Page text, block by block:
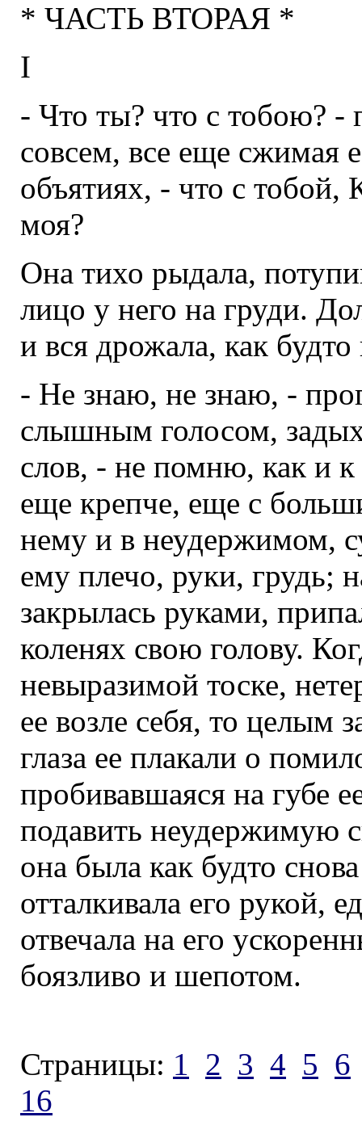
* ЧАСТЬ ВТОРАЯ *
I
- Что ты? что с тобою?
совсем, все еще сжимая
объятиях, - что с тобой,
моя?
Она тихо рыдала,
лицо у него на груди.
и вся дрожала, как будто
- Не знаю, не знаю, -
слышным голосом,
слов, - не помню, как и
еще крепче, еще с
нему и в неудержимом,
ему плечо, руки, грудь;
закрылась руками,
коленях свою голову.
невыразимой тоске,
ее возле себя, то целым
глаза ее плакали о
пробивавшаяся на губе
подавить неудержимую
она была как будто
отталкивала его рукой,
отвечала на его
боязливо и шепотом.
Страницы: 1 2 3 4 5 6
16